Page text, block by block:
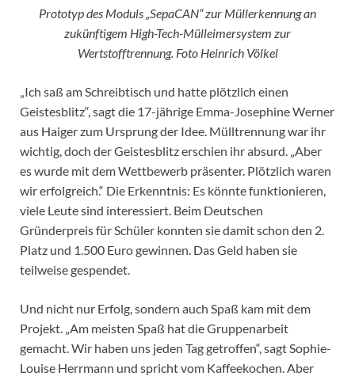
Prototyp des Moduls „SepaCAN“ zur Müllerkennung an
zukünftigem High-Tech-Mülleimersystem zur
Wertstofftrennung. Foto Heinrich Völkel
„Ich saß am Schreibtisch und hatte plötzlich einen
Geistesblitz“, sagt die 17-jährige Emma-Josephine Werner
aus Haiger zum Ursprung der Idee. Mülltrennung war ihr
wichtig, doch der Geistesblitz erschien ihr absurd. „Aber
es wurde mit dem Wettbewerb präsenter. Plötzlich waren
wir erfolgreich.“ Die Erkenntnis: Es könnte funktionieren,
viele Leute sind interessiert. Beim Deutschen
Gründerpreis für Schüler konnten sie damit schon den 2.
Platz und 1.500 Euro gewinnen. Das Geld haben sie
teilweise gespendet.
Und nicht nur Erfolg, sondern auch Spaß kam mit dem
Projekt. „Am meisten Spaß hat die Gruppenarbeit
gemacht. Wir haben uns jeden Tag getroffen“, sagt Sophie-
Louise Herrmann und spricht vom Kaffeekochen. Aber